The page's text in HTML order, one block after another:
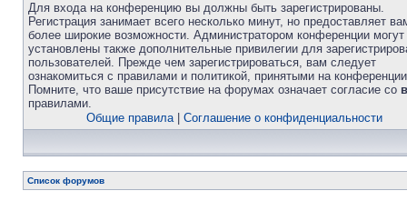
Для входа на конференцию вы должны быть зарегистрированы.
Регистрация занимает всего несколько минут, но предоставляет
более широкие возможности. Администратором конференции
установлены также дополнительные привилегии для
пользователей. Прежде чем зарегистрироваться, вам следует
ознакомиться с правилами и политикой, принятыми на
Помните, что ваше присутствие на форумах означает согласие со
правилами.
Общие правила| Соглашение о конфиденциальности
Список форумов